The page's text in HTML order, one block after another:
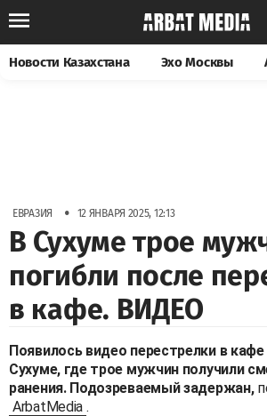
Новости Казахстана Эхо Москвы
ЕВРАЗИЯ • 12 ЯНВАРЯ 2025, 12:13
В Сухуме трое
погибли после
в кафе. ВИДЕО
Появилось видео перестрелки в кафе
Сухуме, где трое мужчин получили
ранения. Подозреваемый задержан,
ArbatMedia .